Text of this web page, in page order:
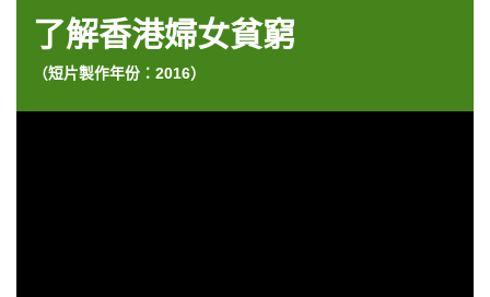
了解香港婦女貧窮
（短片製作年份：2016）